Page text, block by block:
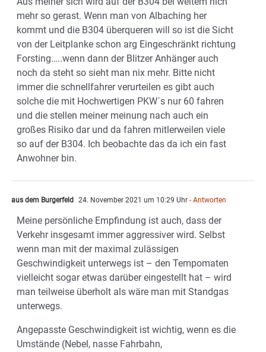
mehr so gerast. Wenn man von Albaching her
kommt und die B304 überqueren will so ist die Sicht
von der Leitplanke schon arg Eingeschränkt richtung
Forsting…..wenn dann der Blitzer Anhänger auch
noch da steht so sieht man nix mehr. Bitte nicht
immer die schnellfahrer verurteilen es gibt auch
solche die mit Hochwertigen PKW´s nur 60 fahren
und die stellen meiner meinung nach auch ein
großes Risiko dar und da fahren mitlerweilen viele
so auf der B304. Ich beobachte das da ich ein fast
Anwohner bin.
aus dem Burgerfeld 24. November 2021 um 10:29 Uhr - Antworten
Meine persönliche Empfindung ist auch, dass der
Verkehr insgesamt immer aggressiver wird. Selbst
wenn man mit der maximal zulässigen
Geschwindigkeit unterwegs ist – den Tempomaten
vielleicht sogar etwas darüber eingestellt hat – wird
man teilweise überholt als wäre man mit Standgas
unterwegs.
Angepasste Geschwindigkeit ist wichtig, wenn es die
Umstände (Nebel, nasse Fahrbahn,